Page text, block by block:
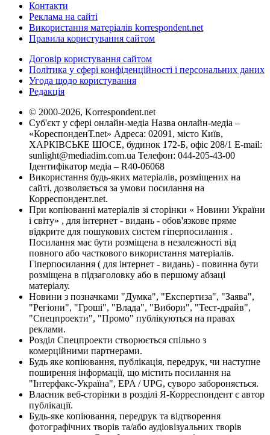
Контакти
Реклама на сайті
Використання матеріалів korrespondent.net
Правила користування сайтом
Договір користування сайтом
Політика у сфері конфіденційності і персональних даних
Угода щодо користування
Редакція
© 2000-2026, Korrespondent.net
Суб'єкт у сфері онлайн-медіа Назва онлайн-медіа –
«КореспонденТ.net» Адреса: 02091, місто Київ,
ХАРКІВСЬКЕ ШОСЕ, будинок 172-Б, офіс 208/1 E-mail:
sunlight@mediadim.com.ua Телефон: 044-205-43-00
Ідентифікатор медіа – R40-06068
Використання будь-яких матеріалів, розміщених на
сайті, дозволяється за умови посилання на
Корреспондент.net.
При копіюванні матеріалів зі сторінки « Новини України
і світу» , для інтернет - видань - обов'язкове пряме
відкрите для пошукових систем гіперпосилання .
Посилання має бути розміщена в незалежності від
повного або часткового використання матеріалів.
Гіперпосилання ( для інтернет - видань) - повинна бути
розміщена в підзаголовку або в першому абзаці
матеріалу.
Новини з позначками "Думка", "Експертиза", "Заява",
"Регіони", "Гроші", "Влада", "Вибори", "Тест-драйв",
"Спецпроекти", "Промо" публікуються на правах
реклами.
Розділ Спецпроекти створюється спільно з
комерційними партнерами.
Будь яке копіювання, публікація, передрук, чи наступне
поширення інформації, що містить посилання на
"Інтерфакс-Україна", EPA / UPG, суворо забороняється.
Власник веб-сторінки в розділі Я-Корреспондент є автор
публікації.
Будь-яке копіювання, передрук та відтворення
фотографічних творів та/або аудіовізуальних творів